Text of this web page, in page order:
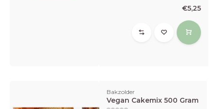
€5,25
Bakzolder
Vegan Cakemix 500 Gram